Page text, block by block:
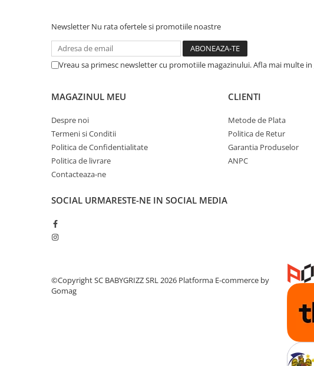
Newsletter Nu rata ofertele si promotiile noastre
Vreau sa primesc newsletter cu promotiile magazinului. Afla mai multe in
MAGAZINUL MEU
Despre noi
Termeni si Conditii
Politica de Confidentialitate
Politica de livrare
Contacteaza-ne
CLIENTI
Metode de Plata
Politica de Retur
Garantia Produselor
ANPC
SOCIAL URMARESTE-NE IN SOCIAL MEDIA
©Copyright SC BABYGRIZZ SRL 2026 Platforma E-commerce by
Gomag